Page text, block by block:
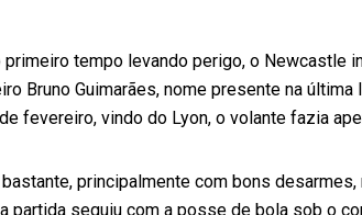
tempo levando perigo, o Newcastle
Bruno Guimarães, nome presente na
fevereiro, vindo do Lyon, o volante fazia
bastante, principalmente com bons
partida seguiu com a posse de bola sob o